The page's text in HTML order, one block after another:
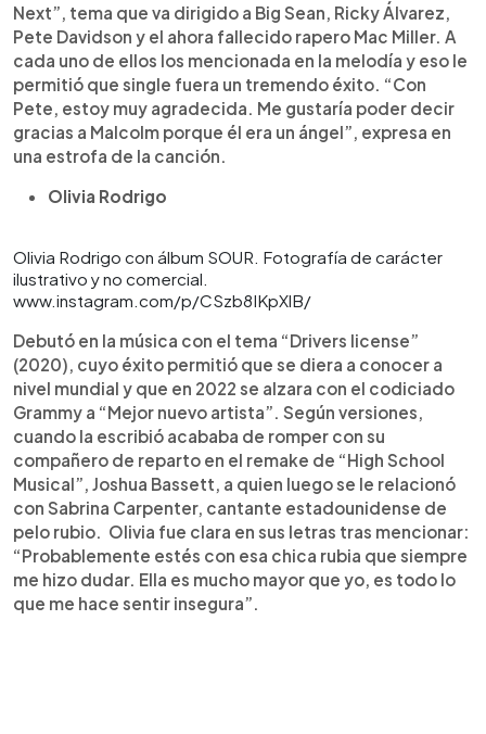
Next”, tema que va dirigido a Big Sean, Ricky Álvarez,
Pete Davidson y el ahora fallecido rapero Mac Miller. A
cada uno de ellos los mencionada en la melodía y eso le
permitió que single fuera un tremendo éxito. “Con
Pete, estoy muy agradecida. Me gustaría poder decir
gracias a Malcolm porque él era un ángel”, expresa en
una estrofa de la canción.
Olivia Rodrigo
Olivia Rodrigo con álbum SOUR. Fotografía de carácter
ilustrativo y no comercial.
www.instagram.com/p/CSzb8IKpXlB/
Debutó en la música con el tema “Drivers license”
(2020), cuyo éxito permitió que se diera a conocer a
nivel mundial y que en 2022 se alzara con el codiciado
Grammy a “Mejor nuevo artista”. Según versiones,
cuando la escribió acababa de romper con su
compañero de reparto en el remake de “High School
Musical”, Joshua Bassett, a quien luego se le relacionó
con Sabrina Carpenter, cantante estadounidense de
pelo rubio. Olivia fue clara en sus letras tras mencionar:
“Probablemente estés con esa chica rubia que siempre
me hizo dudar. Ella es mucho mayor que yo, es todo lo
que me hace sentir insegura”.